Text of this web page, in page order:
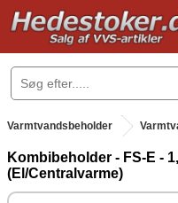
.
Varmtvandsbeholder
Kombibeholder - FS-E -
(El/Centralvarme)